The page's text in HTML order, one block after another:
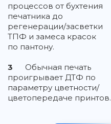
процессов от бухтения
печатника до
регенерации/засветки
ТПФ и замеса красок
по пантону.
3
Обычная печать
проигрывает ДТФ по
параметру цветности/
цветопередаче принтов.